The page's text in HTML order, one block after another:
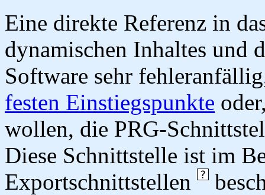
Eine direkte Referenz in
dynamischen Inhaltes und
Software sehr
festen Einstiegspunkte
wollen, die PRG-
Diese Schnittstelle ist im
Exportschnittstellen